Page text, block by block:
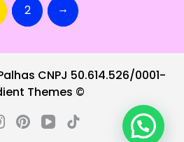
2 →
CNPJ 50.614.526/0001-
Themes ©